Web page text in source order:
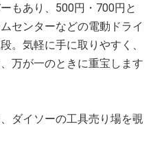
もあり、500円・700円と
センターなどの電動ドライ
。気軽に手に取りやすく、
万が一のときに重宝します
ダイソーの工具売り場を覗